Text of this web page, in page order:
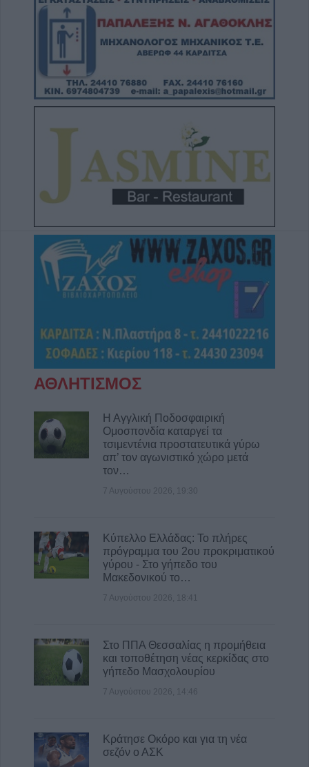
ΑΘΛΗΤΙΣΜΟΣ
Η Αγγλική Ποδοσφαιρική
Ομοσπονδία καταργεί τα
τσιμεντένια προστατευτικά γύρω
απ’ τον αγωνιστικό χώρο μετά
τον…
7 Αυγούστου 2026, 19:30
Κύπελλο Ελλάδας: Το πλήρες
πρόγραμμα του 2ου προκριματικού
γύρου - Στο γήπεδο του
Μακεδονικού το…
7 Αυγούστου 2026, 18:41
Στο ΠΠΑ Θεσσαλίας η προμήθεια
και τοποθέτηση νέας κερκίδας στο
γήπεδο Μασχολουρίου
7 Αυγούστου 2026, 14:46
Κράτησε Οκόρο και για τη νέα
σεζόν ο ΑΣΚ